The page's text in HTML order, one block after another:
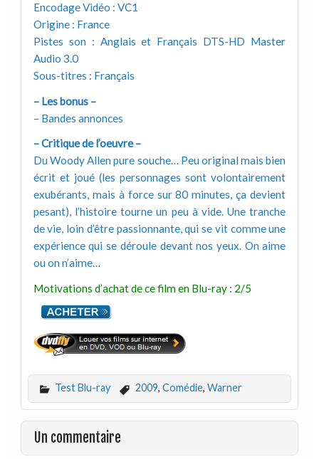
Encodage Vidéo : VC1
Origine : France
Pistes son : Anglais et Français DTS-HD Master
Audio 3.0
Sous-titres : Français
– Les bonus –
– Bandes annonces
– Critique de l’oeuvre –
Du Woody Allen pure souche… Peu original mais bien
écrit et joué (les personnages sont volontairement
exubérants, mais à force sur 80 minutes, ça devient
pesant), l’histoire tourne un peu à vide. Une tranche
de vie, loin d’être passionnante, qui se vit comme une
expérience qui se déroule devant nos yeux. On aime
ou on n’aime…
Motivations d’achat de ce film en Blu-ray : 2/5
Test Blu-ray 2009, Comédie, Warner
Un commentaire